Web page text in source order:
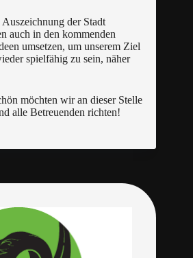
der Stadt
auch in den kommenden
umsetzen, um unserem Ziel
spielfähig zu sein, näher
möchten wir an dieser Stelle
alle Betreuenden richten!